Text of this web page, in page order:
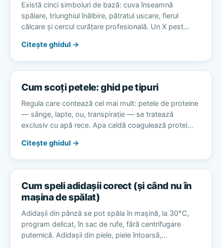
Există cinci simboluri de bază: cuva înseamnă
spălare, triunghiul înălbire, pătratul uscare, fierul
călcare și cercul curățare profesională. Un X pest…
Citește ghidul →
Cum scoți petele: ghid pe tipuri
Regula care contează cel mai mult: petele de proteine
— sânge, lapte, ou, transpirație — se tratează
exclusiv cu apă rece. Apa caldă coagulează protei…
Citește ghidul →
Cum speli adidașii corect (și când nu în
mașina de spălat)
Adidașii din pânză se pot spăla în mașină, la 30°C,
program delicat, în sac de rufe, fără centrifugare
puternică. Adidașii din piele, piele întoarsă,…